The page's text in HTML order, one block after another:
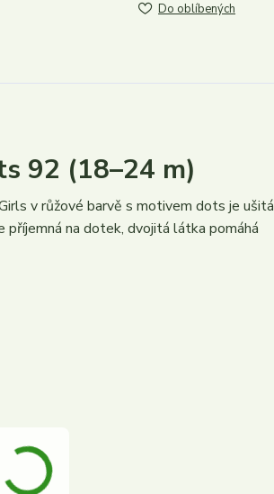
Do oblíbených
92 (18–24 m)
v růžové barvě s motivem dots je ušitá
na dotek, dvojitá látka pomáhá